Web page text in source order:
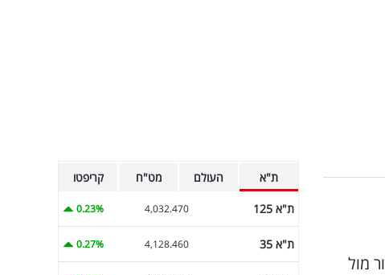
מול הספק 0.8 דולר. שיחרור מול
ת"א העולם מט"ח קריפטו
ת"א 125 4,032.470
0.23%
ת"א 35 4,128.460
0.27%